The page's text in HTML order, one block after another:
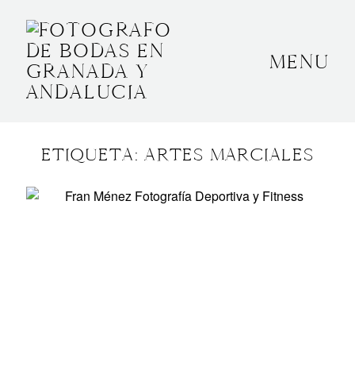
MENU
ETIQUETA: ARTES MARCIALES
BODAS
CONTACTO